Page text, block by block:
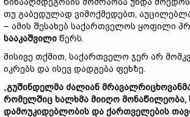
თუ გაბედულად ვიმოქმედებთ,
– ამის შესახებ საქართველოს ყოფილი
სააკაშვილი წერს.
მისივე თქმით, საქართველო ჯერ არ
იკრებს და ისევ დადგება ფეხზე.
„გუშინდელმა ძალიან მრავალრიცხოვანმა
რომელშიც ხალხმა მიიღო
დამოუკიდებლობის და ქართველების